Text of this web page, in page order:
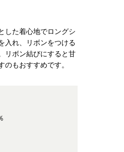
した着心地でロングシ
入れ、リボンをつける
リボン結びにすると甘
もおすすめです。